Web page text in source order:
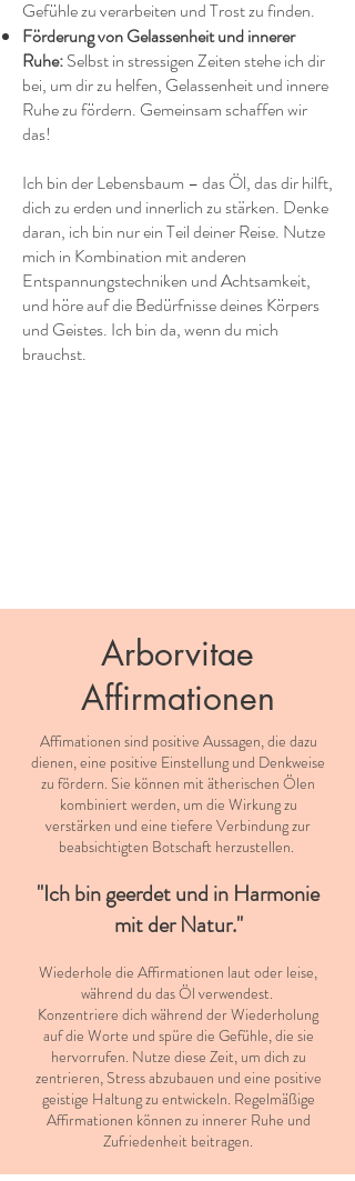
Gefühle zu verarbeiten und Trost zu finden.
Förderung von Gelassenheit und innerer
Ruhe:Selbst in stressigen Zeiten stehe ich dir
bei, um dir zu helfen, Gelassenheit und innere
Ruhe zu fördern. Gemeinsam schaffen wir
das!
Ich bin der Lebensbaum – das Öl, das dir hilft,
dich zu erden und innerlich zu stärken. Denke
daran, ich bin nur ein Teil deiner Reise. Nutze
mich in Kombination mit anderen
Entspannungstechniken und Achtsamkeit,
und höre auf die Bedürfnisse deines Körpers
und Geistes. Ich bin da, wenn du mich
brauchst.
Arborvitae
Affirmationen
Affimationen sind positive Aussagen, die dazu
dienen, eine positive Einstellung und Denkweise
zu fördern. Sie können mit ätherischen Ölen
kombiniert werden, um die Wirkung zu
verstärken und eine tiefere Verbindung zur
beabsichtigten Botschaft herzustellen.
"Ich bin geerdet und in Harmonie
mit der Natur."
Wiederhole die Affirmationen laut oder leise,
während du das Öl verwendest.
​Konzentriere dich während der Wiederholung
auf die Worte und spüre die Gefühle, die sie
hervorrufen. Nutze diese Zeit, um dich zu
zentrieren, Stress abzubauen und eine positive
geistige Haltung zu entwickeln. Regelmäßige
Affirmationen können zu innerer Ruhe und
Zufriedenheit beitragen.